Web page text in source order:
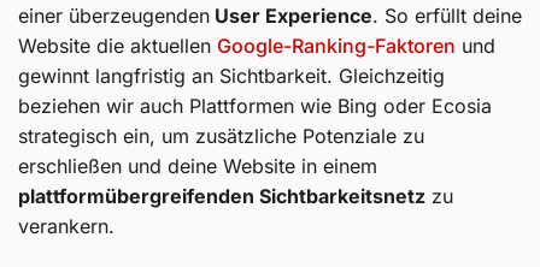
einer überzeugenden User Experience. So erfüllt deine
Website die aktuellen Google-Ranking-Faktoren und
gewinnt langfristig an Sichtbarkeit. Gleichzeitig
beziehen wir auch Plattformen wie Bing oder Ecosia
strategisch ein, um zusätzliche Potenziale zu
erschließen und deine Website in einem
plattformübergreifenden Sichtbarkeitsnetz zu
verankern.